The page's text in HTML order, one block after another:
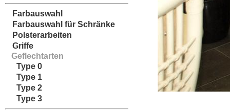
Farbauswahl
Farbauswahl für Schränke
Polsterarbeiten
Griffe
Geflechtarten
Type 0
Type 1
Type 2
Type 3